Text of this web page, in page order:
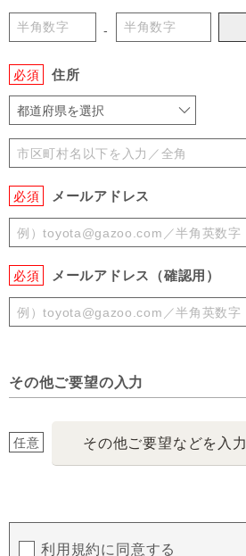
-
必須 住所
都道府県を選択
必須 メールアドレス
必須 メールアドレス（確認用）
その他ご要望の入力
任意 その他ご要望などを入力
利用規約に同意する